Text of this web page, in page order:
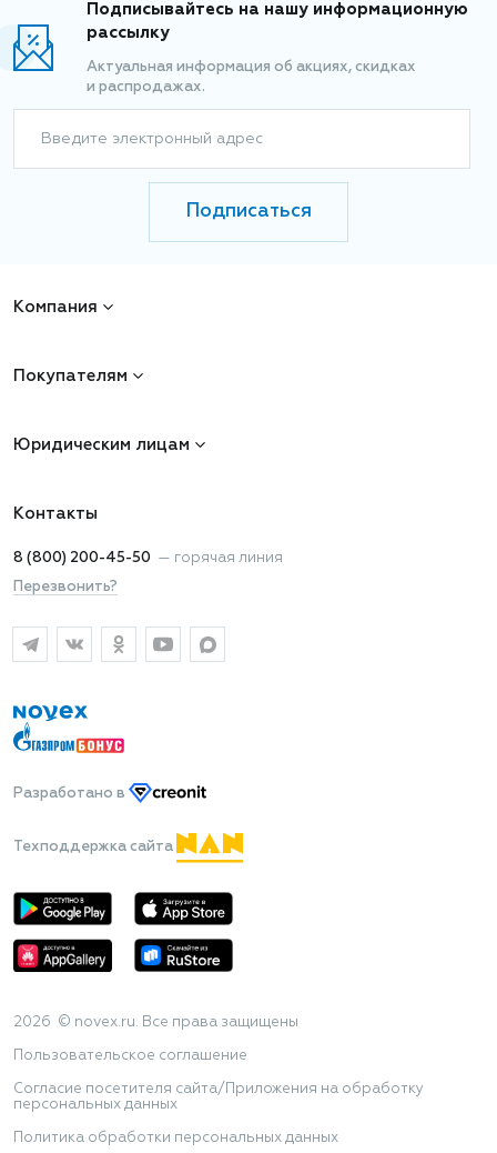
Подписывайтесь на нашу информационную
рассылку
Актуальная информация об акциях, скидках
и распродажах.
Введите электронный адрес
Подписаться
Компания
Покупателям
Юридическим лицам
Контакты
8 (800) 200-45-50 — горячая линия
Перезвонить?
Разработано в
Техподдержка сайта
2026 © novex.ru. Все права защищены
Пользовательское соглашение
Согласие посетителя сайта/Приложения на обработку
персональных данных
Политика обработки персональных данных